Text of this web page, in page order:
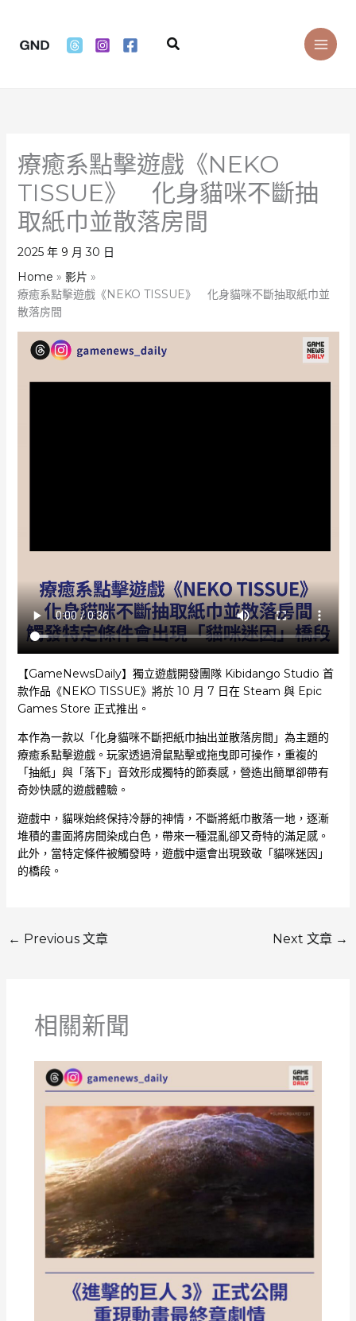
content
Search
療癒系點擊遊戲《NEKO
TISSUE》 化身貓咪不斷抽
取紙巾並散落房間
2025 年 9 月 30 日
Home
影片
療癒系點擊遊戲《NEKO TISSUE》 化身貓咪不斷抽取紙巾並
散落房間
【GameNewsDaily】獨立遊戲開發團隊 Kibidango Studio 首
款作品《NEKO TISSUE》將於 10 月 7 日在 Steam 與 Epic
Games Store 正式推出。
本作為一款以「化身貓咪不斷把紙巾抽出並散落房間」為主題的
療癒系點擊遊戲。玩家透過滑鼠點擊或拖曳即可操作，重複的
「抽紙」與「落下」音效形成獨特的節奏感，營造出簡單卻帶有
奇妙快感的遊戲體驗。
遊戲中，貓咪始終保持冷靜的神情，不斷將紙巾散落一地，逐漸
堆積的畫面將房間染成白色，帶來一種混亂卻又奇特的滿足感。
此外，當特定條件被觸發時，遊戲中還會出現致敬「貓咪迷因」
的橋段。
← Previous 文章 Next 文章 →
相關新聞